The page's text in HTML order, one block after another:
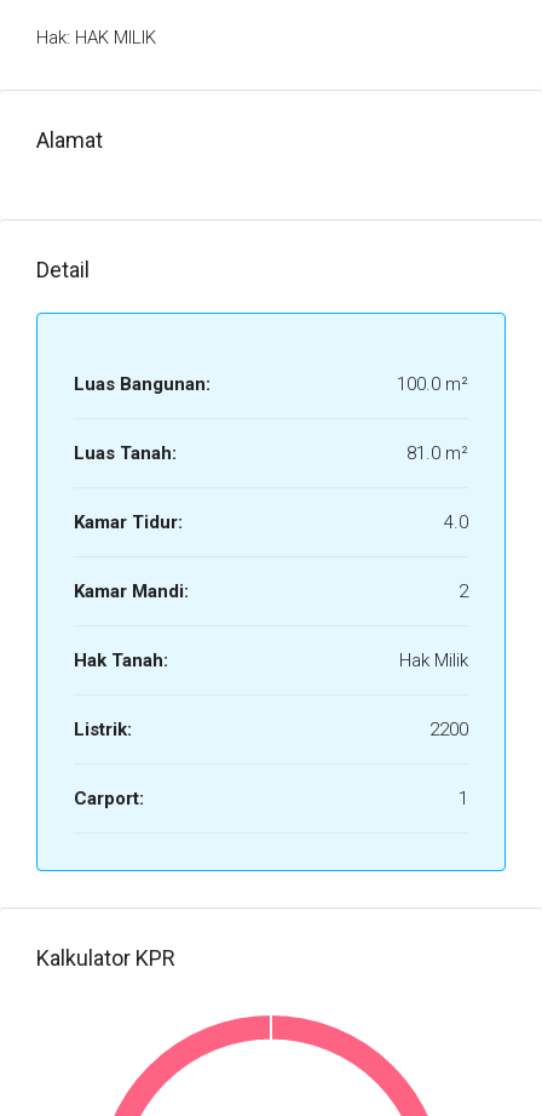
Hak: HAK MILIK
Alamat
Detail
Luas Bangunan: 100.0 m²
Luas Tanah: 81.0 m²
Kamar Tidur: 4.0
Kamar Mandi: 2
Hak Tanah: Hak Milik
Listrik: 2200
Carport: 1
Kalkulator KPR